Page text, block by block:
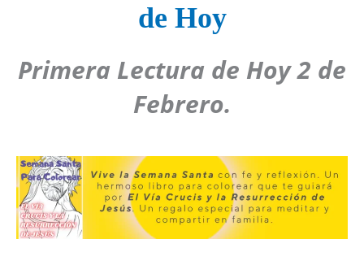
de Hoy
Primera Lectura de Hoy2 de
Febrero.